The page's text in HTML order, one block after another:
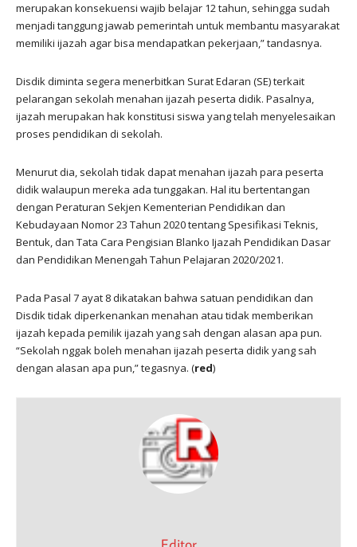
merupakan konsekuensi wajib belajar 12 tahun, sehingga sudah
menjadi tanggung jawab pemerintah untuk membantu masyarakat
memiliki ijazah agar bisa mendapatkan pekerjaan,” tandasnya.
Disdik diminta segera menerbitkan Surat Edaran (SE) terkait
pelarangan sekolah menahan ijazah peserta didik. Pasalnya,
ijazah merupakan hak konstitusi siswa yang telah menyelesaikan
proses pendidikan di sekolah.
Menurut dia, sekolah tidak dapat menahan ijazah para peserta
didik walaupun mereka ada tunggakan. Hal itu bertentangan
dengan Peraturan Sekjen Kementerian Pendidikan dan
Kebudayaan Nomor 23 Tahun 2020 tentang Spesifikasi Teknis,
Bentuk, dan Tata Cara Pengisian Blanko Ijazah Pendidikan Dasar
dan Pendidikan Menengah Tahun Pelajaran 2020/2021.
Pada Pasal 7 ayat 8 dikatakan bahwa satuan pendidikan dan
Disdik tidak diperkenankan menahan atau tidak memberikan
ijazah kepada pemilik ijazah yang sah dengan alasan apa pun.
“Sekolah nggak boleh menahan ijazah peserta didik yang sah
dengan alasan apa pun,” tegasnya. (red)